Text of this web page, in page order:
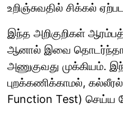
உறிஞ்சுவதில் சிக்கல்
இந்த அறிகுறிகள்
ஆனால் இவை
அணுகுவது முக்கியம்.
புறக்கணிக்காமல்,
Function Test) செய்ய